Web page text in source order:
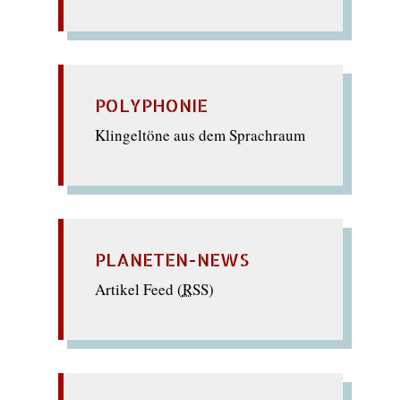
POLYPHONIE
Klingeltöne aus dem Sprachraum
PLANETEN-NEWS
Artikel Feed (RSS)